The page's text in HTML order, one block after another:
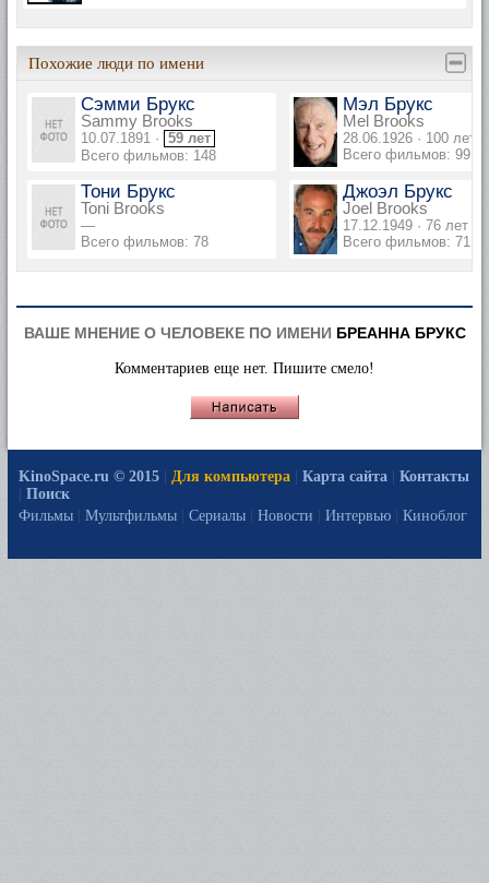
Похожие люди по имени
Сэмми Брукс
Sammy Brooks
10.07.1891 · 59 лет
Всего фильмов: 148
Мэл Брукс
Mel Brooks
28.06.1926 · 100 лет
Всего фильмов: 99
Тони Брукс
Toni Brooks
—
Всего фильмов: 78
Джоэл Брукс
Joel Brooks
17.12.1949 · 76 лет
Всего фильмов: 71
ВАШЕ МНЕНИЕ О ЧЕЛОВЕКЕ ПО ИМЕНИ БРЕАННА БРУКС
Комментариев еще нет. Пишите смело!
KinoSpace.ru © 2015 Для компьютера Карта сайта
Контакты
Поиск
Фильмы
Мультфильмы Сериалы Новости Интервью Киноблог